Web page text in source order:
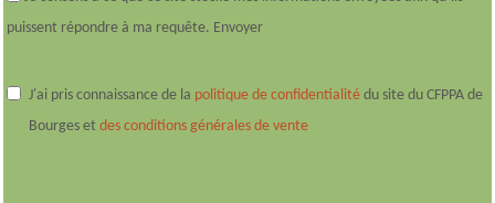
puissent répondre à ma requête. Envoyer
J'ai pris connaissance de la politique de confidentialité du site du CFPPA de
Bourges et des conditions générales de vente